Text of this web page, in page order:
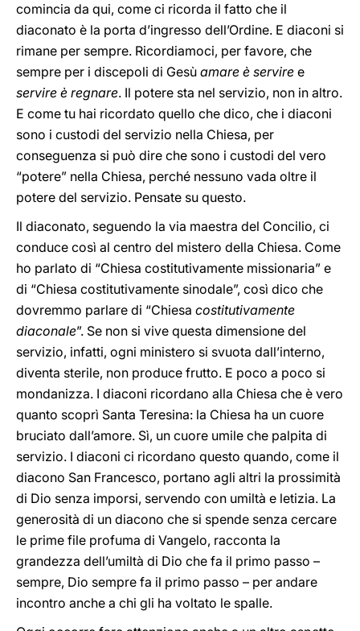
comincia da qui, come ci ricorda il fatto che il
diaconato è la porta d’ingresso dell’Ordine. E diaconi si
rimane per sempre. Ricordiamoci, per favore, che
sempre per i discepoli di Gesù amare è servire e
servire è regnare. Il potere sta nel servizio, non in altro.
E come tu hai ricordato quello che dico, che i diaconi
sono i custodi del servizio nella Chiesa, per
conseguenza si può dire che sono i custodi del vero
“potere” nella Chiesa, perché nessuno vada oltre il
potere del servizio. Pensate su questo.
Il diaconato, seguendo la via maestra del Concilio, ci
conduce così al centro del mistero della Chiesa. Come
ho parlato di “Chiesa costitutivamente missionaria” e
di “Chiesa costitutivamente sinodale”, così dico che
dovremmo parlare di “Chiesa costitutivamente
diaconale”. Se non si vive questa dimensione del
servizio, infatti, ogni ministero si svuota dall’interno,
diventa sterile, non produce frutto. E poco a poco si
mondanizza. I diaconi ricordano alla Chiesa che è vero
quanto scoprì Santa Teresina: la Chiesa ha un cuore
bruciato dall’amore. Sì, un cuore umile che palpita di
servizio. I diaconi ci ricordano questo quando, come il
diacono San Francesco, portano agli altri la prossimità
di Dio senza imporsi, servendo con umiltà e letizia. La
generosità di un diacono che si spende senza cercare
le prime file profuma di Vangelo, racconta la
grandezza dell’umiltà di Dio che fa il primo passo –
sempre, Dio sempre fa il primo passo – per andare
incontro anche a chi gli ha voltato le spalle.